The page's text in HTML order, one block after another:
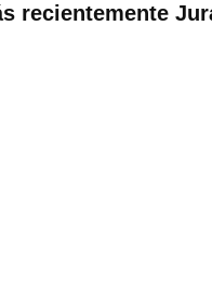
recientemente